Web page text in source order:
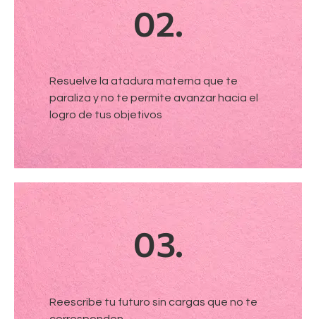
02.
Resuelve la atadura materna que te
paraliza y no te permite avanzar hacia el
logro de tus objetivos
03.
Reescribe tu futuro sin cargas que no te